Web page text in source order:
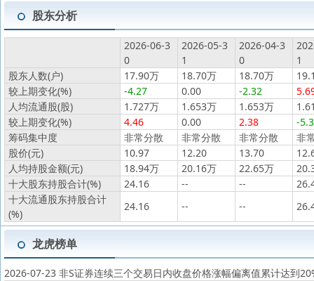
股东分析
2026-06-3
0
2026-05-3
1
2026-04-3
0
1
股东人数(户)
17.90万 18.70万 18.70万
较上期变化(%)
-4.27 0.00 -2.32
人均流通股(股)
1.727万 1.653万 1.653万
较上期变化(%)
4.46 0.00 2.38
-
筹码集中度
非常分散 非常分散 非常分散
非
股价(元)
10.97 12.20 13.70
人均持股金额(元)
18.94万 20.16万 22.65万
十大股东持股合计(%)
24.16 -- --
十大流通股东持股合计
(%)
24.16 -- --
龙虎榜单
2026-07-23 非S证券连续三个交易日内收盘价格涨幅偏离值累计达到